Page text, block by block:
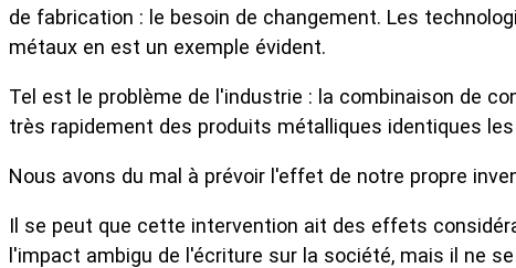
de fabrication : le besoin de changement. Les
métaux en est un exemple évident.
Tel est le problème de l'industrie : la combinaison de
très rapidement des produits métalliques identiques
Nous avons du mal à prévoir l'effet de notre propre
Il se peut que cette intervention ait des effets
l'impact ambigu de l'écriture sur la société, mais il ne